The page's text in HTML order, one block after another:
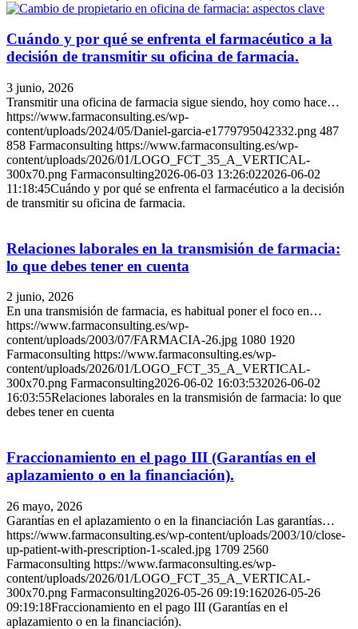
Cuándo y por qué se enfrenta el farmacéutico a la
decisión de transmitir su oficina de farmacia.
3 junio, 2026
Transmitir una oficina de farmacia sigue siendo, hoy como hace…
https://www.farmaconsulting.es/wp-
content/uploads/2024/05/Daniel-garcia-e1779795042332.png 487
858 Farmaconsulting https://www.farmaconsulting.es/wp-
content/uploads/2026/01/LOGO_FCT_35_A_VERTICAL-
300x70.png Farmaconsulting2026-06-03 13:26:022026-06-02
11:18:45Cuándo y por qué se enfrenta el farmacéutico a la decisión
de transmitir su oficina de farmacia.
Relaciones laborales en la transmisión de farmacia:
lo que debes tener en cuenta
2 junio, 2026
En una transmisión de farmacia, es habitual poner el foco en…
https://www.farmaconsulting.es/wp-
content/uploads/2003/07/FARMACIA-26.jpg 1080 1920
Farmaconsulting https://www.farmaconsulting.es/wp-
content/uploads/2026/01/LOGO_FCT_35_A_VERTICAL-
300x70.png Farmaconsulting2026-06-02 16:03:532026-06-02
16:03:55Relaciones laborales en la transmisión de farmacia: lo que
debes tener en cuenta
Fraccionamiento en el pago III (Garantías en el
aplazamiento o en la financiación).
26 mayo, 2026
Garantías en el aplazamiento o en la financiación Las garantías…
https://www.farmaconsulting.es/wp-content/uploads/2003/10/close-
up-patient-with-prescription-1-scaled.jpg 1709 2560
Farmaconsulting https://www.farmaconsulting.es/wp-
content/uploads/2026/01/LOGO_FCT_35_A_VERTICAL-
300x70.png Farmaconsulting2026-05-26 09:19:162026-05-26
09:19:18Fraccionamiento en el pago III (Garantías en el
aplazamiento o en la financiación).